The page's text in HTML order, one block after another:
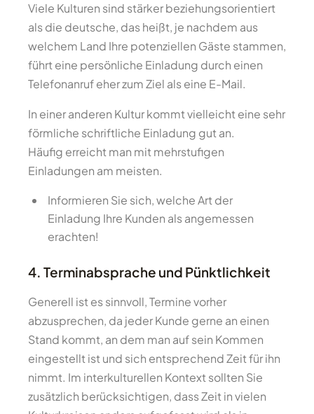
Viele Kulturen sind stärker beziehungsorientiert
als die deutsche, das heißt, je nachdem aus
welchem Land Ihre potenziellen Gäste stammen,
führt eine persönliche Einladung durch einen
Telefonanruf eher zum Ziel als eine E-Mail.
In einer anderen Kultur kommt vielleicht eine sehr
förmliche schriftliche Einladung gut an.
Häufig erreicht man mit mehrstufigen
Einladungen am meisten.
Informieren Sie sich, welche Art der
Einladung Ihre Kunden als angemessen
erachten!
4. Terminabsprache und Pünktlichkeit
Generell ist es sinnvoll, Termine vorher
abzusprechen, da jeder Kunde gerne an einen
Stand kommt, an dem man auf sein Kommen
eingestellt ist und sich entsprechend Zeit für ihn
nimmt. Im interkulturellen Kontext sollten Sie
zusätzlich berücksichtigen, dass Zeit in vielen